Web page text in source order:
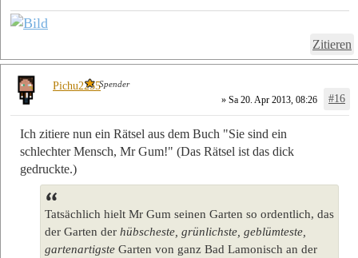
Zitieren
» Sa 20. Apr 2013, 08:26 #16
Ich zitiere nun ein Rätsel aus dem Buch "Sie sind ein
schlechter Mensch, Mr Gum!" (Das Rätsel ist das dick
gedruckte.)
Tatsächlich hielt Mr Gum seinen Garten so ordentlich, das
der Garten der hübscheste, grünlichste, geblümteste,
gartenartigste Garten von ganz Bad Lamonisch an der
Pichu2255Spender